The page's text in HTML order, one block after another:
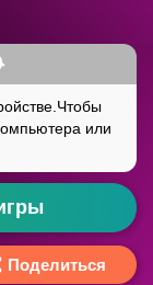
Поделиться